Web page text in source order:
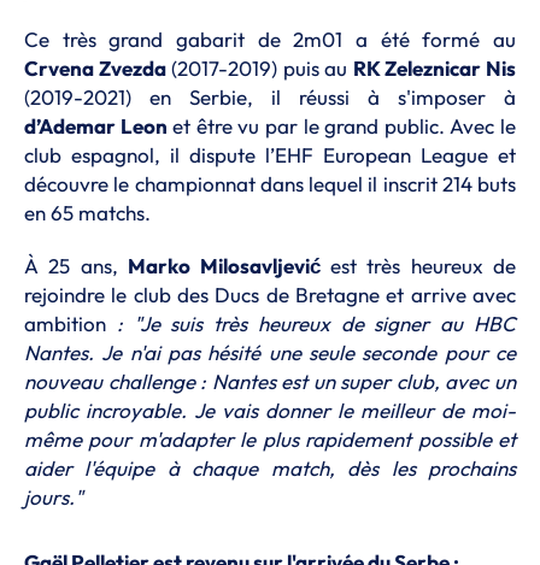
Ce très grand gabarit de 2m01 a été formé au
Crvena Zvezda(2017-2019) puis au RK Zeleznicar Nis
(2019-2021) en Serbie, il réussi à s'imposer à
d’Ademar Leon et être vu par le grand public. Avec le
club espagnol, il dispute l’EHF European League et
découvre le championnat dans lequel il inscrit 214 buts
en 65 matchs.
À 25 ans, Marko Milosavljevićest très heureux de
rejoindre le club des Ducs de Bretagne et arrive avec
ambition : "Je suis très heureux de signer au HBC
Nantes. Je n'ai pas hésité une seule seconde pour ce
nouveau challenge : Nantes est un super club, avec un
public incroyable. Je vais donner le meilleur de moi-
même pour m'adapter le plus rapidement possible et
aider l'équipe à chaque match, dès les prochains
jours."